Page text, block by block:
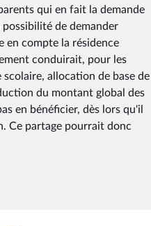
qui en fait la demande
de demander
en compte la résidence
conduirait, pour les
allocation de base de
du montant global des
en bénéficier, dès lors qu'il
Ce partage pourrait donc